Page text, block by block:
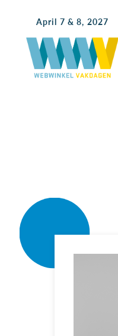
April 7 & 8, 2027